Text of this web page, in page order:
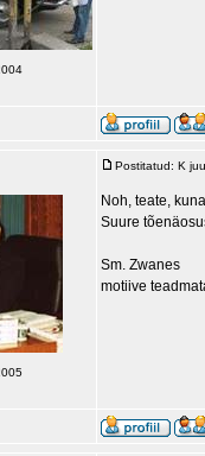
Postitatud: K
Noh, teate,
Suure
Sm. Zwanes
motiive